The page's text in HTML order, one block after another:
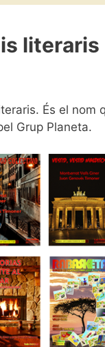
literaris
És el nom
Grup Planeta.